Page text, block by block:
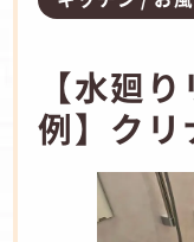
【水廻
例】ク